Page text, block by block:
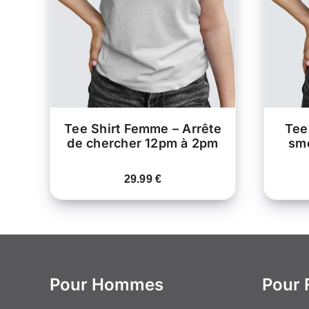
A
PLUSIEURS
VARIATIONS.
LES
OPTIONS
PEUVENT
ÊTRE
CHOISIES
LA
PAGE
DU
Tee Shirt Femme – Arrête
de chercher 12pm à 2pm
29.99€
Pour Hommes Pour